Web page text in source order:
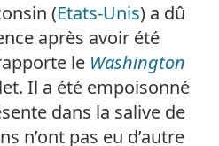
(Etats-Unis) a dû
après avoir été
le Washington
Il a été empoisonné
dans la salive de
n’ont pas eu d’autre